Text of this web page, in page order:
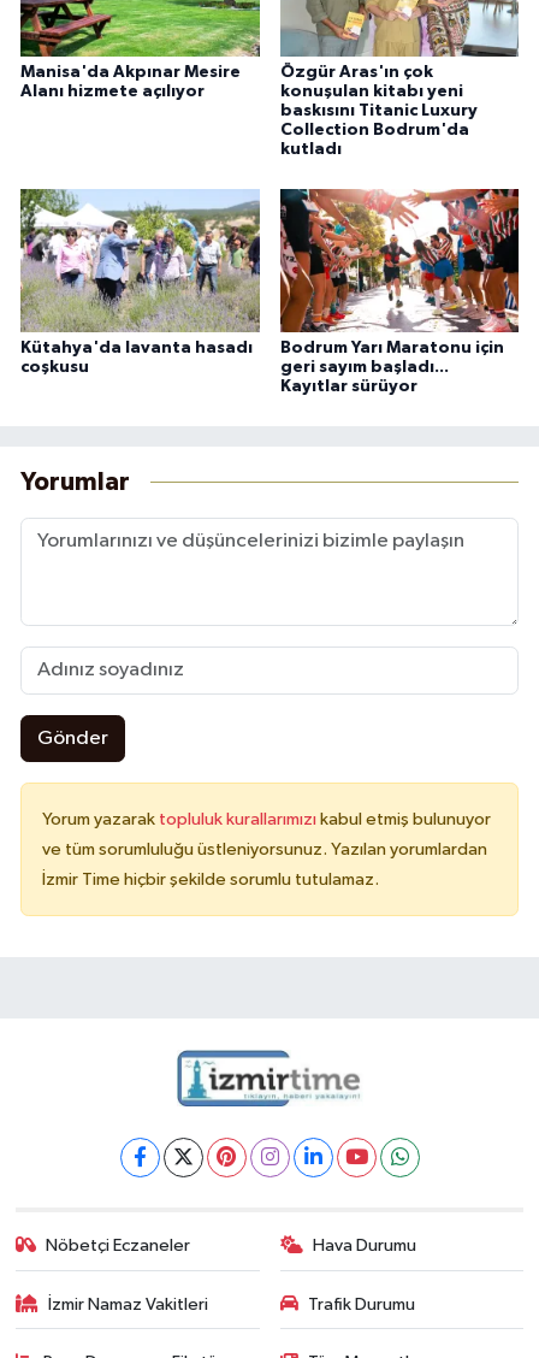
Manisa'da Akpınar Mesire
Alanı hizmete açılıyor
Özgür Aras'ın çok
konuşulan kitabı yeni
baskısını Titanic Luxury
Collection Bodrum'da
kutladı
Kütahya'da lavanta hasadı
coşkusu
Bodrum Yarı Maratonu için
geri sayım başladı...
Kayıtlar sürüyor
Yorumlar
Gönder
Yorum yazarak topluluk kurallarımızı kabul etmiş bulunuyor
ve tüm sorumluluğu üstleniyorsunuz. Yazılan yorumlardan
İzmir Time hiçbir şekilde sorumlu tutulamaz.
Nöbetçi Eczaneler Hava Durumu
İzmir Namaz Vakitleri Trafik Durumu